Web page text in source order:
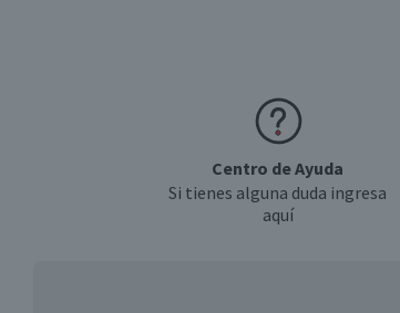
Centro de Ayuda
Si tienes alguna duda ingresa
aquí